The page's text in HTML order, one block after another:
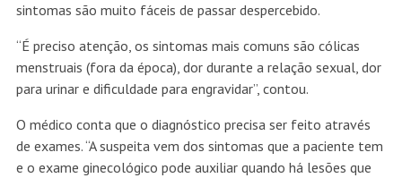
sintomas são muito fáceis de passar despercebido.
“É preciso atenção, os sintomas mais comuns são cólicas
menstruais (fora da época), dor durante a relação sexual, dor
para urinar e dificuldade para engravidar”, contou.
O médico conta que o diagnóstico precisa ser feito através
de exames. “A suspeita vem dos sintomas que a paciente tem
e o exame ginecológico pode auxiliar quando há lesões que